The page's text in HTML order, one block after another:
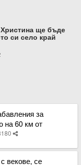
ще бъде
си село край
за
на 60 км от
векове, се